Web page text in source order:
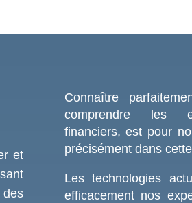
et
des
Connaître
comprendre les
financiers, est pour
précisément dans
Les technologies
efficacement nos